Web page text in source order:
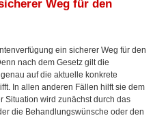
Weg für den
ein sicherer Weg für den
nach dem Gesetz gilt die
auf die aktuelle konkrete
In allen anderen Fällen hilft sie dem
Situation wird zunächst durch das
die Behandlungswünsche oder den